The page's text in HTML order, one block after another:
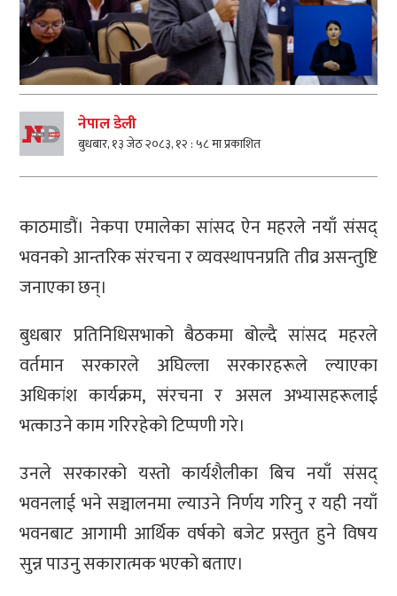
नेपाल डेली
बुधबार, १३ जेठ २०८३, १२ : ५८ मा प्रकाशित
काठमाडौं। नेकपा एमालेका सांसद ऐन महरले नयाँ संसद्
भवनको आन्तरिक संरचना र व्यवस्थापनप्रति तीव्र असन्तुष्टि
जनाएका छन्।
बुधबार प्रतिनिधिसभाको बैठकमा बोल्दै सांसद महरले
वर्तमान सरकारले अघिल्ला सरकारहरूले ल्याएका
अधिकांश कार्यक्रम, संरचना र असल अभ्यासहरूलाई
भत्काउने काम गरिरहेको टिप्पणी गरे।
उनले सरकारको यस्तो कार्यशैलीका बिच नयाँ संसद्
भवनलाई भने सञ्चालनमा ल्याउने निर्णय गरिनु र यही नयाँ
भवनबाट आगामी आर्थिक वर्षको बजेट प्रस्तुत हुने विषय
सुन्न पाउनु सकारात्मक भएको बताए।